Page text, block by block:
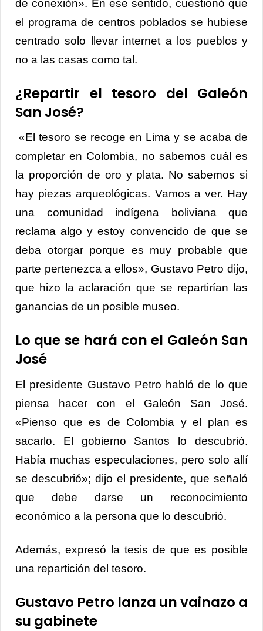
de conexión». En ese sentido, cuestionó que
el programa de centros poblados se hubiese
centrado solo llevar internet a los pueblos y
no a las casas como tal.
¿Repartir el tesoro del Galeón
San José?
«El tesoro se recoge en Lima y se acaba de
completar en Colombia, no sabemos cuál es
la proporción de oro y plata. No sabemos si
hay piezas arqueológicas. Vamos a ver. Hay
una comunidad indígena boliviana que
reclama algo y estoy convencido de que se
deba otorgar porque es muy probable que
parte pertenezca a ellos», Gustavo Petro dijo,
que hizo la aclaración que se repartirían las
ganancias de un posible museo.
Lo que se hará con el Galeón San
José
El presidente Gustavo Petro habló de lo que
piensa hacer con el Galeón San José.
«Pienso que es de Colombia y el plan es
sacarlo. El gobierno Santos lo descubrió.
Había muchas especulaciones, pero solo allí
se descubrió»; dijo el presidente, que señaló
que debe darse un reconocimiento
económico a la persona que lo descubrió.
Además, expresó la tesis de que es posible
una repartición del tesoro.
Gustavo Petro lanza un vainazo a
su gabinete